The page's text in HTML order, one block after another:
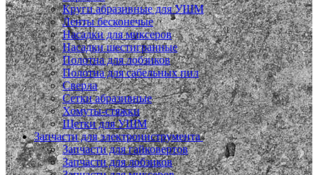
Круги абразивные для УШМ
Ленты бесконечые
Насадки для миксеров
Насадки шестигранные
Полотна для лобзиков
Полотна для сабельных пил
Сверла
Сетки абразивные
Хомуты-стяжки
Щетки для УШМ
Запчасти для электроинструмента
Запчасти для гайковертов
Запчасти для лобзиков